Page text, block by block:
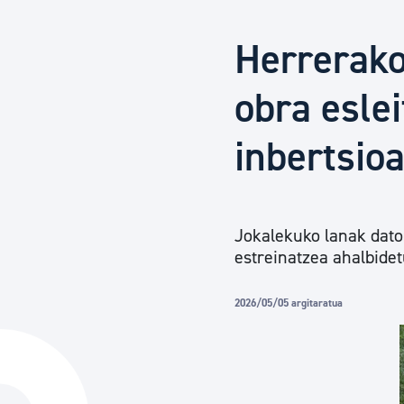
Osasun publikoa, animaliak eta kontsumoa
Haurrak eta gazteak
obra
Jokalekuko lanak
estreinatzea
2026/05/05 argitaratua